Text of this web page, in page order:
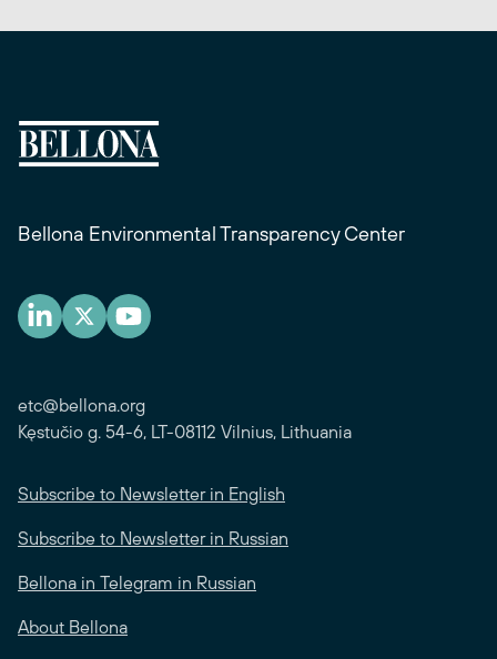
Bellona Environmental Transparency Center
etc@bellona.org
Kęstučio g. 54-6, LT-08112 Vilnius, Lithuania
Subscribe to Newsletter in English
Subscribe to Newsletter in Russian
Bellona in Telegram in Russian
About Bellona